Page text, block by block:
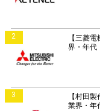
2
【三菱
界・年代
3
【村田
業界・年